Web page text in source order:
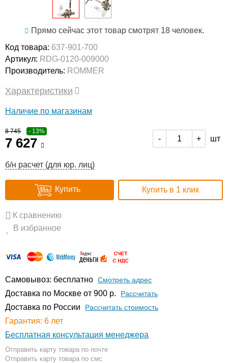
Прямо сейчас этот товар смотрят 18 человек.
Код товара: 637-901-700
Артикул: RDG-0120-009000
Производитель: ROMMER
Характеристики
Наличие по магазинам
8 745 - 13%
7 627 - + шт
б/н расчет (для юр. лиц)
Купить Купить в 1 клик
К сравнению
В избранное
Самовывоз: бесплатно Смотреть адрес
Доставка по Москве от 900 р. Расcчитать
Доставка по России Рассчитать стоимость
Гарантия: 6 лет
Бесплатная консультация менеджера
Отправить карту товара по почте
Отправить карту товара по смс